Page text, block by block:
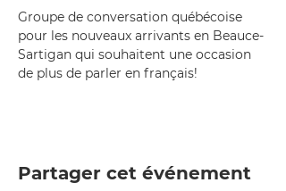
Groupe de conversation québécoise
pour les nouveaux arrivants en Beauce-
Sartigan qui souhaitent une occasion
de plus de parler en français!
Partager cet événement